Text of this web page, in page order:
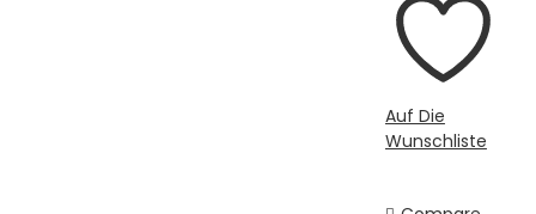
Auf Die
Wunschliste